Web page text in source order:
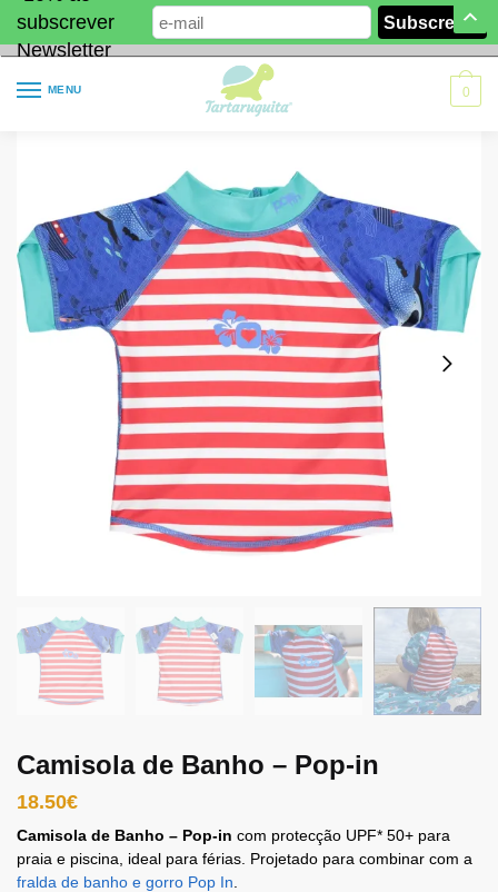
subscrever
Newsletter
MENU 0
Camisola de Banho – Pop-in
18.50€
Camisola de Banho – Pop-in com protecção UPF* 50+ para
praia e piscina, ideal para férias. Projetado para combinar com a
fralda de banho e gorro Pop In